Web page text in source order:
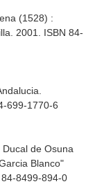
(1528) :
2001. ISBN 84-
699-1770-6
de Osuna
Blanco"
8499-894-0